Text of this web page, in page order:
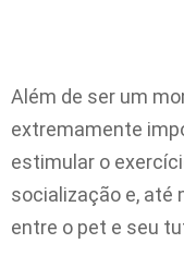
Além de ser um
extremamente
estimular o
socialização e, até
entre o pet e seu